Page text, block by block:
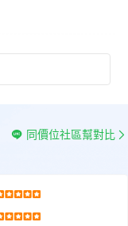
同價位社區幫對比